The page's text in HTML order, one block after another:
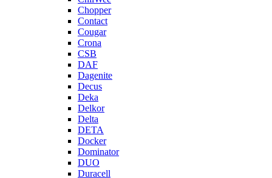
Chopper
Contact
Cougar
Crona
CSB
DAF
Dagenite
Decus
Deka
Delkor
Delta
DETA
Docker
Dominator
DUO
Duracell